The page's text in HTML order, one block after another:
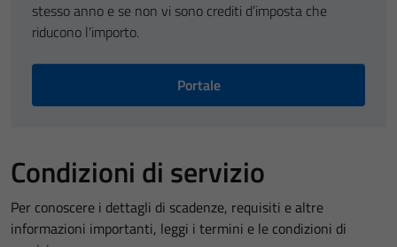
stesso anno e se non vi sono crediti d’imposta che
riducono l'importo.
Portale
Condizioni di servizio
Per conoscere i dettagli di scadenze, requisiti e altre
informazioni importanti, leggi i termini e le condizioni di